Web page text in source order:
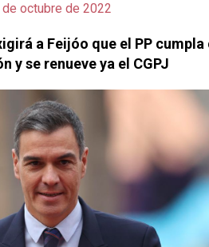
de octubre de 2022
a Feijóo que el PP cumpla
y se renueve ya el CGPJ